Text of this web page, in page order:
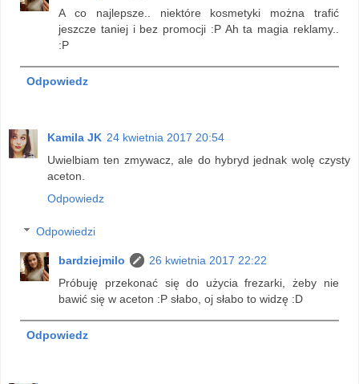
A co najlepsze.. niektóre kosmetyki można trafić
jeszcze taniej i bez promocji :P Ah ta magia reklamy..
:P
Odpowiedz
Kamila JK 24 kwietnia 2017 20:54
Uwielbiam ten zmywacz, ale do hybryd jednak wolę czysty
aceton.
Odpowiedz
Odpowiedzi
bardziejmilo
26 kwietnia 2017 22:22
Próbuję przekonać się do użycia frezarki, żeby nie
bawić się w aceton :P słabo, oj słabo to widzę :D
Odpowiedz